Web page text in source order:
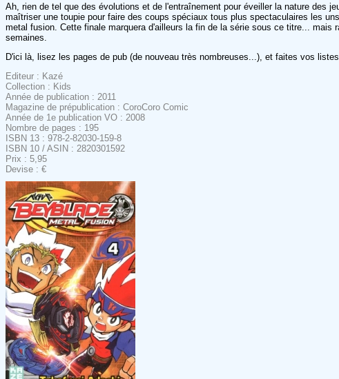
Ah, rien de tel que des évolutions et de l'entraînement pour éveiller la nature des
maîtriser une toupie pour faire des coups spéciaux tous plus spectaculaires les
metal fusion. Cette finale marquera d'ailleurs la fin de la série sous ce titre...
semaines.
D'ici là, lisez les pages de pub (de nouveau très nombreuses...), et faites vos
Editeur : Kazé
Collection : Kids
Année de publication : 2011
Magazine de prépublication : CoroCoro Comic
Année de 1e publication VO : 2008
Nombre de pages : 195
ISBN 13 : 978-2-82030-159-8
ISBN 10 / ASIN : 2820301592
Prix : 5,95
Devise : €